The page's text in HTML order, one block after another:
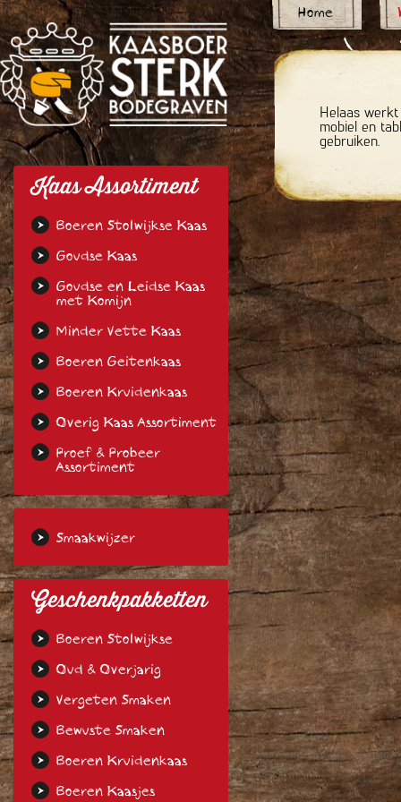
Home
Helaas
mobiel en
gebruiken.
Kaas Assortiment
Boeren Stolwijkse Kaas
Goudse Kaas
Goudse en Leidse Kaas
met Komijn
Minder Vette Kaas
Boeren Geitenkaas
Boeren Kruidenkaas
Overig Kaas Assortiment
Proef & Probeer
Assortiment
Smaakwijzer
Geschenkpakketten
Boeren Stolwijkse
Oud & Overjarig
Vergeten Smaken
Bewuste Smaken
Boeren Kruidenkaas
Boeren Kaasjes